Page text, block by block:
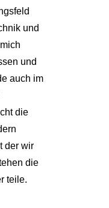
und
und
auch im
die
der wir
die
teile.